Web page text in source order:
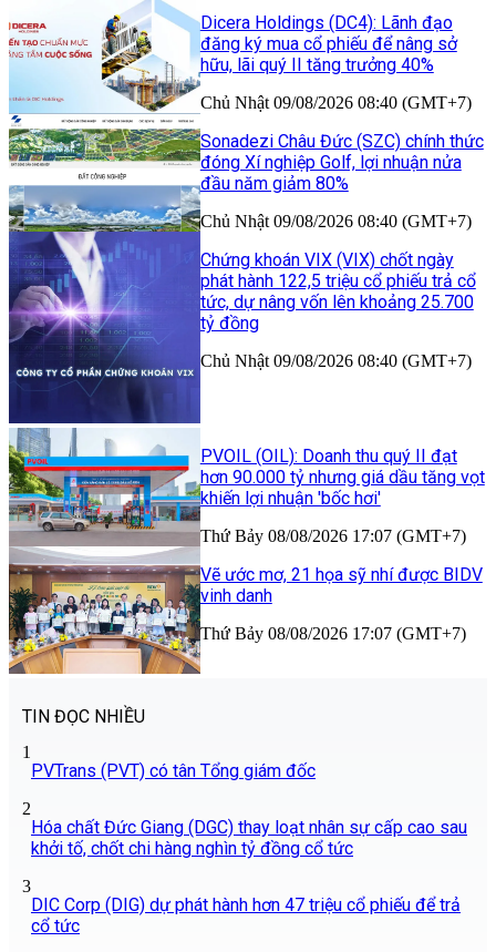
Dicera Holdings (DC4): Lãnh đạo
đăng ký mua cổ phiếu để nâng sở
hữu, lãi quý II tăng trưởng 40%
Chủ Nhật 09/08/2026 08:40 (GMT+7)
Sonadezi Châu Đức (SZC) chính thức
đóng Xí nghiệp Golf, lợi nhuận nửa
đầu năm giảm 80%
Chủ Nhật 09/08/2026 08:40 (GMT+7)
Chứng khoán VIX (VIX) chốt ngày
phát hành 122,5 triệu cổ phiếu trả cổ
tức, dự nâng vốn lên khoảng 25.700
tỷ đồng
Chủ Nhật 09/08/2026 08:40 (GMT+7)
PVOIL (OIL): Doanh thu quý II đạt
hơn 90.000 tỷ nhưng giá dầu tăng vọt
khiến lợi nhuận 'bốc hơi'
Thứ Bảy 08/08/2026 17:07 (GMT+7)
Vẽ ước mơ, 21 họa sỹ nhí được BIDV
vinh danh
Thứ Bảy 08/08/2026 17:07 (GMT+7)
TIN ĐỌC NHIỀU
1
PVTrans (PVT) có tân Tổng giám đốc
2
Hóa chất Đức Giang (DGC) thay loạt nhân sự cấp cao sau
khởi tố, chốt chi hàng nghìn tỷ đồng cổ tức
3
DIC Corp (DIG) dự phát hành hơn 47 triệu cổ phiếu để trả
cổ tức